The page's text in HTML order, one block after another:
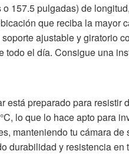
157.5 pulgadas) de
que reciba la mayor
ajustable y giratorio
el día. Consigue una
preparado para
lo que lo hace apto para
manteniendo tu cámara
durabilidad y resistencia en